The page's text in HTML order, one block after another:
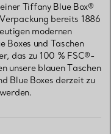
Tiffany Blue Box®
bereits 1886
modernen
Boxes und Taschen
das zu 100 % FSC®-
unsere blauen Taschen
Blue Boxes derzeit zu